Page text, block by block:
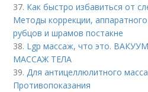
37. Как быстро избавиться от
Методы коррекции,
рубцов и шрамов постакне
38. Lgp массаж, что это.
МАССАЖ ТЕЛА
39.Для антицеллюлитного
Противопоказания